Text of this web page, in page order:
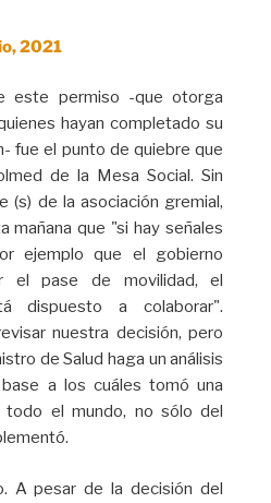
2021
este permiso -que otorga
hayan completado su
fue el punto de quiebre que
de la Mesa Social. Sin
(s) de la asociación gremial,
mañana que "si hay señales
ejemplo que el gobierno
el pase de movilidad, el
dispuesto a colaborar".
nuestra decisión, pero
de Salud haga un análisis
a los cuáles tomó una
todo el mundo, no sólo del
A pesar de la decisión del